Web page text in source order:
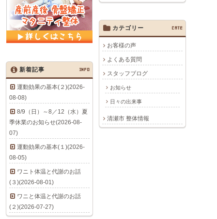
カテゴリー CATE
お客様の声
よくある質問
スタッフブログ
お知らせ
日々の出来事
清瀬市 整体情報
新着記事 INFO
運動効果の基本(２)(2026-
08-08)
8/9（日）～8／12（水）夏
季休業のお知らせ(2026-08-
07)
運動効果の基本(１)(2026-
08-05)
ワニト体温と代謝のお話
(３)(2026-08-01)
ワニと体温と代謝のお話
(２)(2026-07-27)